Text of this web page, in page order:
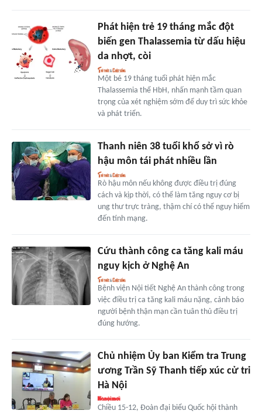
Phát hiện trẻ 19 tháng mắc đột
biến gen Thalassemia từ dấu hiệu
da nhợt, còi
Một bé 19 tháng tuổi phát hiện mắc
Thalassemia thể HbH, nhấn mạnh tầm quan
trọng của xét nghiệm sớm để duy trì sức khỏe
và phát triển.
Thanh niên 38 tuổi khổ sở vì rò
hậu môn tái phát nhiều lần
Rò hậu môn nếu không được điều trị đúng
cách và kịp thời, có thể làm tăng nguy cơ bị
ung thư trực tràng, thậm chí có thể nguy hiểm
đến tính mạng.
Cứu thành công ca tăng kali máu
nguy kịch ở Nghệ An
Bệnh viện Nội tiết Nghệ An thành công trong
việc điều trị ca tăng kali máu nặng, cảnh báo
người bệnh thận mạn cần tuân thủ điều trị
đúng hướng.
Chủ nhiệm Ủy ban Kiểm tra Trung
ương Trần Sỹ Thanh tiếp xúc cử tri
Hà Nội
Chiều 15-12, Đoàn đại biểu Quốc hội thành